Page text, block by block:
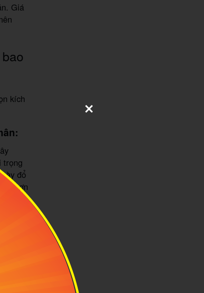
Giá
kích
trọng
đổ
hơn
Bạn
nhớ